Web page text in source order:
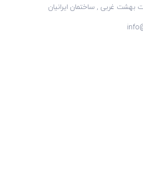
بهشت غربی , ساختمان ایرانیان